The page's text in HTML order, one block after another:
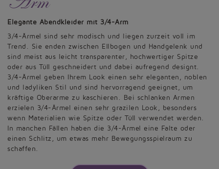
Elegante Abendkleider mit 3/4-Arm
3/4-Ärmel sind sehr modisch und liegen zurzeit voll im
Trend. Sie enden zwischen Ellbogen und Handgelenk und
sind meist aus leicht transparenter, hochwertiger Spitze
oder aus Tüll geschneidert und dabei aufregend designt.
3/4-Ärmel geben Ihrem Look einen sehr eleganten, noblen
und ladyliken Stil und sind hervorragend geeignet, um
kräftige Oberarme zu kaschieren. Bei schlanken Armen
erzielen 3/4-Ärmel einen sehr grazilen Look, besonders
wenn Materialien wie Spitze oder Tüll verwendet werden.
In manchen Fällen haben die 3/4-Ärmel eine Falte oder
einen Schlitz, um etwas mehr Bewegungsspielraum zu
schaffen.